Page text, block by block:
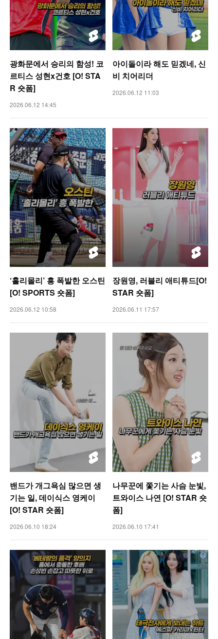
광화문에서 승리의 함성! 코
르티스 성현x건호 [O! STA
R 숏폼]
2026.06.12 14:45
아이돌이라 해도 믿겠네, 신
비 치어리더
2026.06.12 11:03
‘홀리몰리’ 흥 폭발한 오스틴
[O! SPORTS 숏폼]
2026.06.12 10:58
장원영, 러블리 애티튜드[O!
STAR 숏폼]
2026.06.11 17:57
밴드가 개그욕심 많으면 생
기는 일, 데이식스 영케이
[O! STAR 숏폼]
2026.06.10 18:24
나무꾼에 쫓기는 사슴 눈빛,
트와이스 나연 [O! STAR 숏
폼]
2026.06.10 17:41